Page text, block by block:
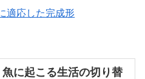
適応した完成形
に起こる生活の切り替